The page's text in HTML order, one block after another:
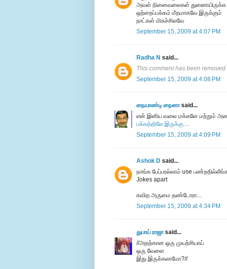
அவள் நினைவலைகள் துணையிருக்க
ஒற்றைப்பக்கம் மீதமாகவே இருக்கும்
நாட்கள் மிகச்சிலவே
September 15, 2009 at 4:07 PM
Radha N said...
This comment has been removed
September 15, 2009 at 4:08 PM
நையாண்டி நைனாsaid...
என் இனிய வலை மக்களே மற்றும்
பக்கத்திலே இருக்கு....
September 15, 2009 at 4:09 PM
Ashok D said...
நாங்க பேப்பரல்லாம் use
Jokes apart
கவித அருமை தண்டோரா...
September 15, 2009 at 4:34 PM
துபாய் ராஜாsaid...
//அதற்கான ஒரு முயற்சியாய்
ஒரு வேளை
இது இருக்கலாமோ?//